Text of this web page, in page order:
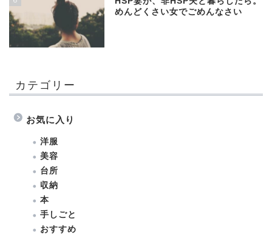
めんどくさい女でごめんなさい
カテゴリー
お気に入り
洋服
美容
台所
収納
本
手しごと
おすすめ